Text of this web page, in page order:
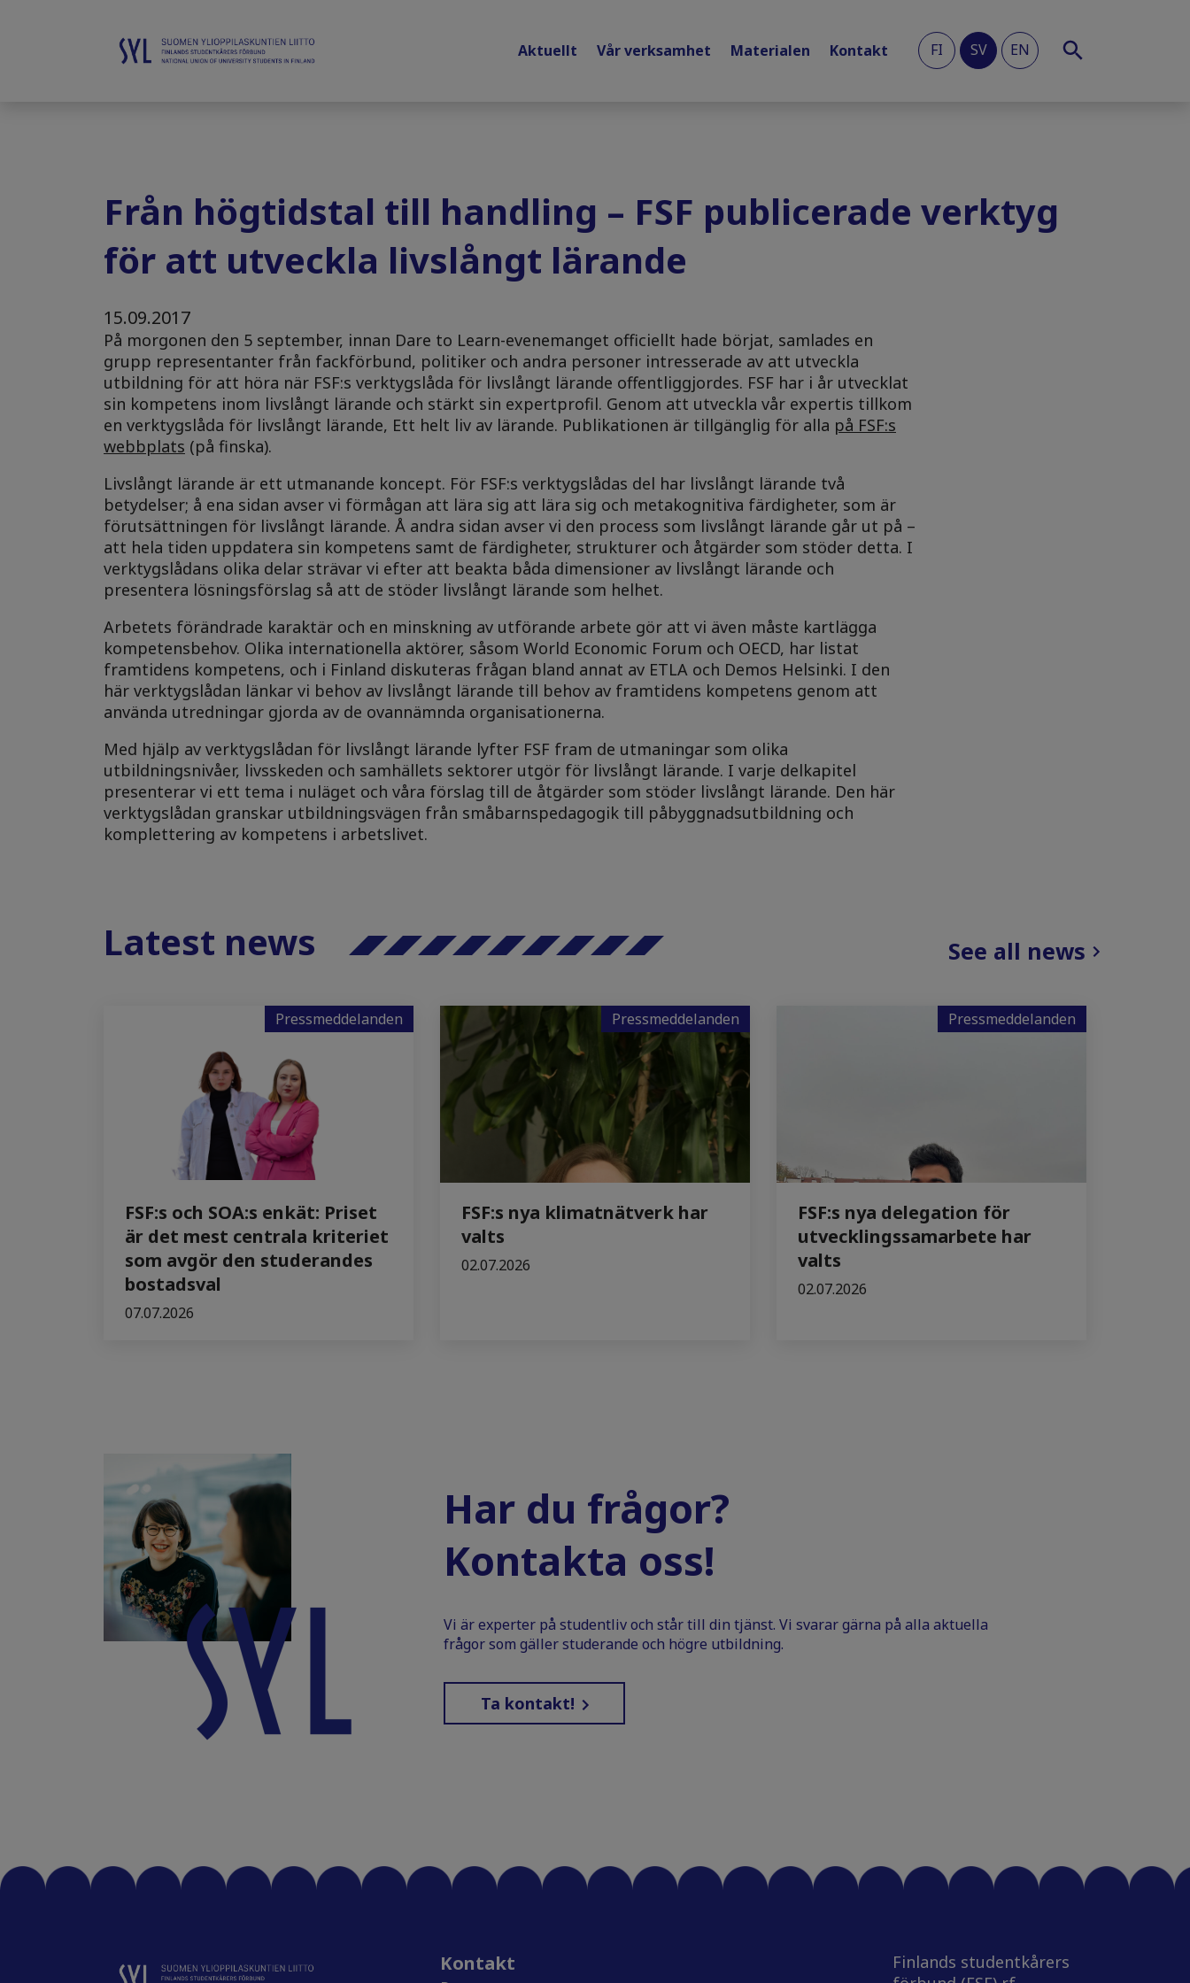
Aktuellt Vår verksamhet Materialen Kontakt FI SV EN
Från högtidstal till handling – FSF publicerade verktyg
för att utveckla livslångt lärande
15.09.2017
På morgonen den 5 september, innan Dare to Learn-evenemanget officiellt hade börjat, samlades en
grupp representanter från fackförbund, politiker och andra personer intresserade av att utveckla
utbildning för att höra när FSF:s verktygslåda för livslångt lärande offentliggjordes. FSF har i år utvecklat
sin kompetens inom livslångt lärande och stärkt sin expertprofil. Genom att utveckla vår expertis tillkom
en verktygslåda för livslångt lärande, Ett helt liv av lärande. Publikationen är tillgänglig för alla på FSF:s
webbplats (på finska).
Livslångt lärande är ett utmanande koncept. För FSF:s verktygslådas del har livslångt lärande två
betydelser; å ena sidan avser vi förmågan att lära sig att lära sig och metakognitiva färdigheter, som är
förutsättningen för livslångt lärande. Å andra sidan avser vi den process som livslångt lärande går ut på –
att hela tiden uppdatera sin kompetens samt de färdigheter, strukturer och åtgärder som stöder detta. I
verktygslådans olika delar strävar vi efter att beakta båda dimensioner av livslångt lärande och
presentera lösningsförslag så att de stöder livslångt lärande som helhet.
Arbetets förändrade karaktär och en minskning av utförande arbete gör att vi även måste kartlägga
kompetensbehov. Olika internationella aktörer, såsom World Economic Forum och OECD, har listat
framtidens kompetens, och i Finland diskuteras frågan bland annat av ETLA och Demos Helsinki. I den
här verktygslådan länkar vi behov av livslångt lärande till behov av framtidens kompetens genom att
använda utredningar gjorda av de ovannämnda organisationerna.
Med hjälp av verktygslådan för livslångt lärande lyfter FSF fram de utmaningar som olika
utbildningsnivåer, livsskeden och samhällets sektorer utgör för livslångt lärande. I varje delkapitel
presenterar vi ett tema i nuläget och våra förslag till de åtgärder som stöder livslångt lärande. Den här
verktygslådan granskar utbildningsvägen från småbarnspedagogik till påbyggnadsutbildning och
komplettering av kompetens i arbetslivet.
Latest news See all news
Pressmeddelanden
FSF:s och SOA:s enkät: Priset
är det mest centrala kriteriet
som avgör den studerandes
bostadsval
07.07.2026
Pressmeddelanden
FSF:s nya klimatnätverk har
valts
02.07.2026
Pressmeddelanden
FSF:s nya delegation för
utvecklingssamarbete har
valts
02.07.2026
Har du frågor?
Kontakta oss!
Vi är experter på studentliv och står till din tjänst. Vi svarar gärna på alla aktuella
frågor som gäller studerande och högre utbildning.
Ta kontakt!
Kontakt
Finlands studentkårers